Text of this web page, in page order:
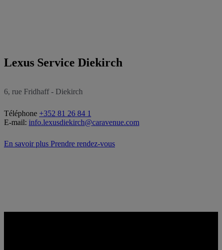
Lexus Service Diekirch
6, rue Fridhaff - Diekirch
Téléphone +352 81 26 84 1
E-mail: info.lexusdiekirch@caravenue.com
En savoir plus Prendre rendez-vous